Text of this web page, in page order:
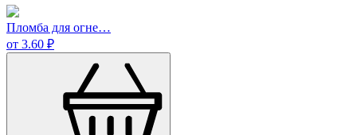
Пломба для огне…
от 3.60 ₽